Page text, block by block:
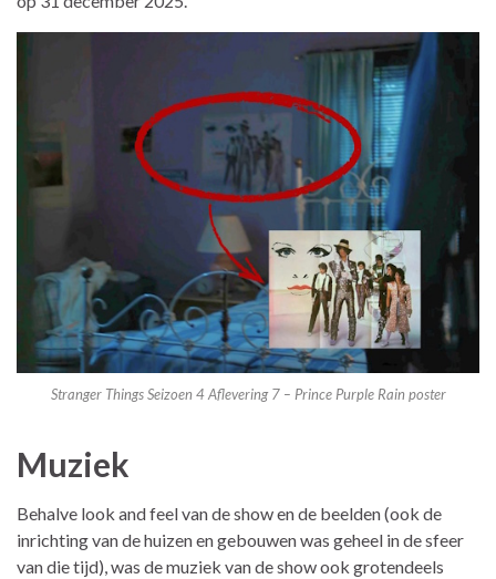
Stranger Things Seizoen 4 Aflevering 7 – Prince Purple Rain poster
Muziek
Behalve look and feel van de show en de beelden (ook de
inrichting van de huizen en gebouwen was geheel in de sfeer
van die tijd), was de muziek van de show ook grotendeels